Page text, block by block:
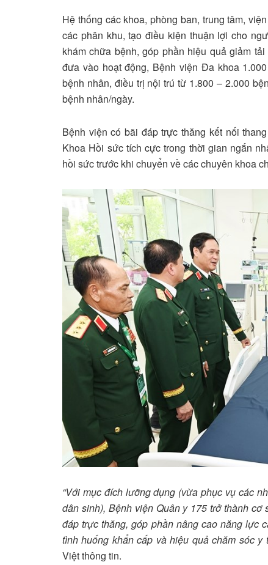
Hệ thống các khoa, phòng ban, trung tâm,
các phân khu, tạo điều kiện thuận lợi cho
khám chữa bệnh, góp phần hiệu quả giảm
đưa vào hoạt động, Bệnh viện Đa khoa
bệnh nhân, điều trị nội trú từ 1.800 – 2.000
bệnh nhân/ngày.
Bệnh viện có bãi đáp trực thăng kết nối
Khoa Hồi sức tích cực trong thời gian ngắn
hồi sức trước khi chuyển về các chuyên khoa
“Với mục đích lưỡng dụng (vừa phục vụ các
dân sinh), Bệnh viện Quân y 175 trở thành
đáp trực thăng, góp phần nâng cao năng lực
tình huống khẩn cấp và hiệu quả chăm sóc y
Việt thông tin.